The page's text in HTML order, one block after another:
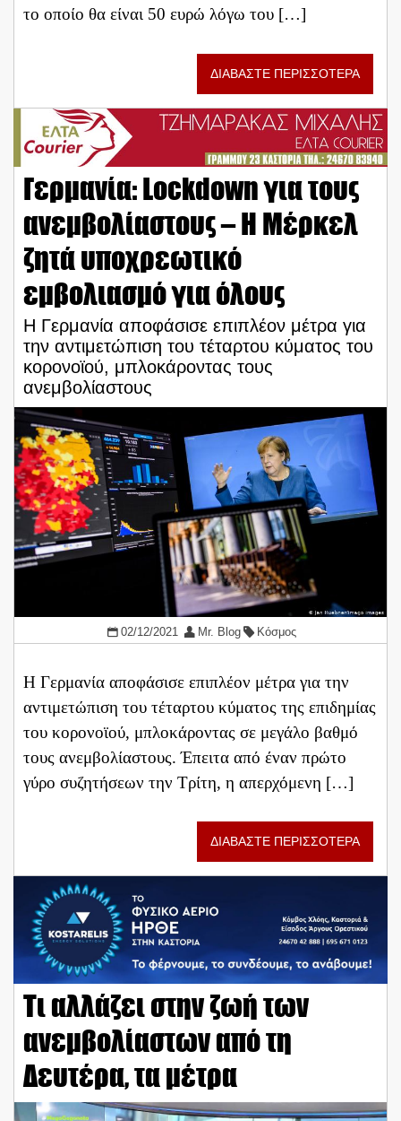
το οποίο θα είναι 50 ευρώ λόγω του […]
ΔΙΑΒΑΣΤΕ ΠΕΡΙΣΣΟΤΕΡΑ
Γερμανία: Lockdown για τους
ανεμβολίαστους – Η Μέρκελ
ζητά υποχρεωτικό
εμβολιασμό για όλους
Η Γερμανία αποφάσισε επιπλέον μέτρα για
την αντιμετώπιση του τέταρτου κύματος του
κορονοϊού, μπλοκάροντας τους
ανεμβολίαστους
02/12/2021 Mr. Blog Κόσμος
Η Γερμανία αποφάσισε επιπλέον μέτρα για την
αντιμετώπιση του τέταρτου κύματος της επιδημίας
του κορονοϊού, μπλοκάροντας σε μεγάλο βαθμό
τους ανεμβολίαστους. Έπειτα από έναν πρώτο
γύρο συζητήσεων την Τρίτη, η απερχόμενη […]
ΔΙΑΒΑΣΤΕ ΠΕΡΙΣΣΟΤΕΡΑ
Τι αλλάζει στην ζωή των
ανεμβολίαστων από τη
Δευτέρα, τα μέτρα